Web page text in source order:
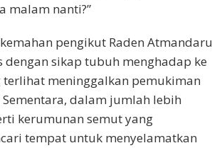
malam nanti?”
pengikut Raden Atmandaru
sikap tubuh menghadap ke
terlihat meninggalkan pemukiman
dalam jumlah lebih
kerumunan semut yang
tempat untuk menyelamatkan